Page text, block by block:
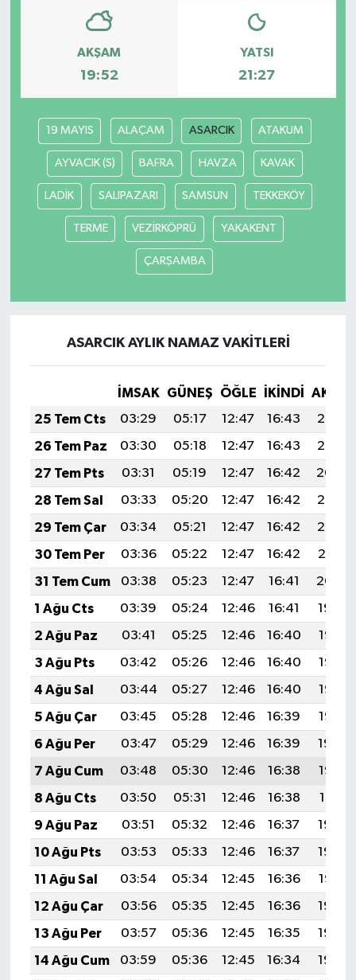
AKŞAM
19:52
YATSI
21:27
19 MAYIS ALAÇAM ASARCIK ATAKUM
AYVACIK (S) BAFRA HAVZA KAVAK
LADİK SALIPAZARI SAMSUN TEKKEKÖY
TERME VEZİRKÖPRÜ YAKAKENT
ÇARŞAMBA
ASARCIK AYLIK NAMAZ VAKITLERI
İMSAK GÜNEŞ ÖĞLE İKINDI
25 Tem Cts
03:29 05:17 12:47 16:43
20:06
26 Tem Paz
03:30 05:18 12:47 16:43
20:05
27 Tem Pts
03:31 05:19 12:47 16:42
20:04
28 Tem Sal
03:33 05:20 12:47 16:42
20:03
29 Tem Çar
03:34 05:21 12:47 16:42
20:02
30 Tem Per
03:36 05:22 12:47 16:42
20:01
31 Tem Cum
03:38 05:23 12:47 16:41
20:00
1 Ağu Cts
03:39 05:24 12:46 16:41
19:59
2 Ağu Paz
03:41 05:25 12:46 16:40
19:58
3 Ağu Pts
03:42 05:26 12:46 16:40
19:57
4 Ağu Sal
03:44 05:27 12:46 16:40
19:56
5 Ağu Çar
03:45 05:28 12:46 16:39
19:55
6 Ağu Per
03:47 05:29 12:46 16:39
19:54
7 Ağu Cum
03:48 05:30 12:46 16:38
19:52
8 Ağu Cts
03:50 05:31 12:46 16:38
19:51
9 Ağu Paz
03:51 05:32 12:46 16:37
19:50
10 Ağu Pts
03:53 05:33 12:46 16:37
19:49
11 Ağu Sal
03:54 05:34 12:45 16:36
19:47
12 Ağu Çar
03:56 05:35 12:45 16:36
19:46
13 Ağu Per
03:57 05:36 12:45 16:35
19:45
14 Ağu Cum
03:59 05:36 12:45 16:34
19:43